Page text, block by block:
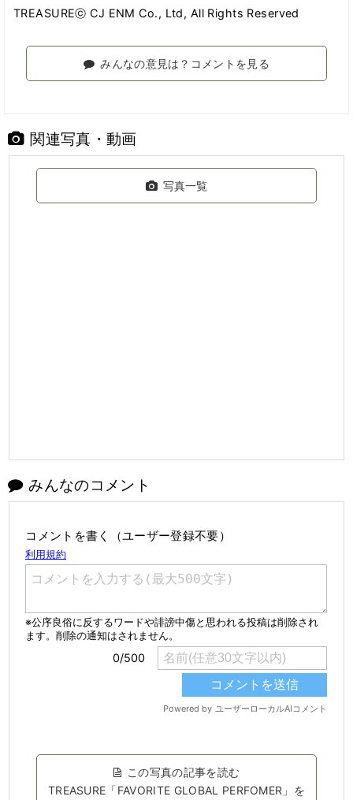
TREASUREⓒ CJ ENM Co., Ltd, All Rights Reserved
みんなの意見は？コメントを見る
関連写真・動画
写真一覧
みんなのコメント
コメントを書く（ユーザー登録不要）
この写真の記事を読む
TREASURE「FAVORITE GLOBAL PERFOMER」を